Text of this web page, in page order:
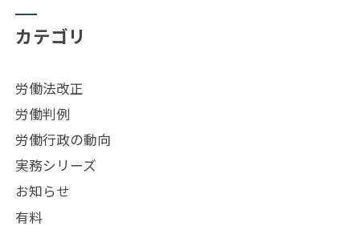
カテゴリ
労働法改正
労働判例
労働行政の動向
実務シリーズ
お知らせ
有料